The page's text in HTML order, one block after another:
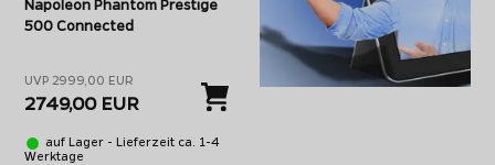
Napoleon Phantom Prestige
500 Connected
UVP 2999,00 EUR
2749,00 EUR
auf Lager - Lieferzeit ca. 1-4
Werktage